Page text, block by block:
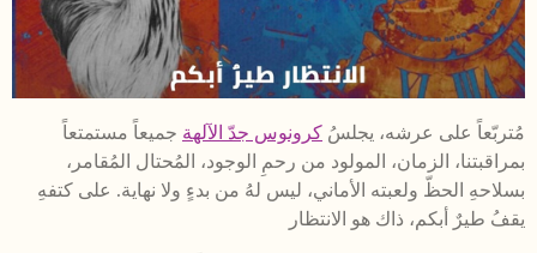
مُتربّعاً على عرشه، يجلسُ كرونوس جدّ الآلهة جميعاً مستمتعاً
بمراقبتنا، الزمان، المولود من رحمِ الوجود، المُحتال المُقامر،
بسلاحهِ الحظّ ولعبته الأماني، ليس لهُ من بدءٍ ولا نهاية. على كتفهِ
يقفُ طيرٌ أبكم، ذاك هو الانتظار